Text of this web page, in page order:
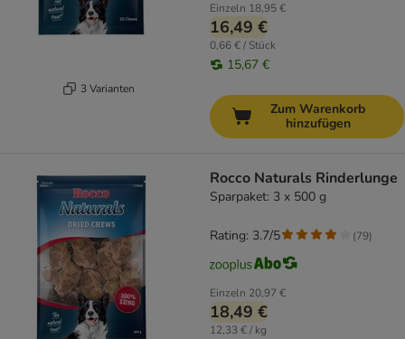
3 Varianten
Einzeln 18,95 €
16,49 €
0,66 € / Stück
15,67 €
Zum Warenkorb
hinzufügen
Rocco Naturals Rinderlunge
Sparpaket: 3 x 500 g
Einzeln 20,97 €
18,49 €
12,33 € / kg
Rating: 3.7/5 (79)